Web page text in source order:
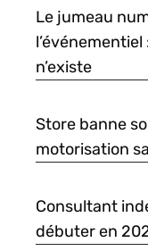
Le jumeau
n’existe
Store banne
motorisation
Consultant
débuter en